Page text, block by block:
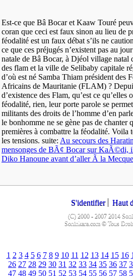
Est-ce que Bâ Bocar et Kaaw Touré
coran que ceci est faux sinon au lieu de
féodalité est un faux débat s’ils ne
ce que ces préjugés n’existent pas au
natale de Bâ Bocar, à Djéol village natal
des flam et la ville de Selibaby capitale
d’où est né Samba Thiam président des
Africains de Mauritanie (FLAM) ?
d’existence des Flam, qu’est ce qu’elles
féodalité, rien, leur porte parole se
militants des droits de l’homme d’en
le bonhomme ne se gène pas de chanter
premières à combattre la féodalité. Voila
les tensions. suite: Au secours des
mensonges de BÃ¢ Bocar sur KaÃ©di,
Diko Hanoune avant d’aller Ã la
S'identifier Haut
(C) 2000 - 2007 2014
Soninkara.com © Tous
1 2 3 4 5 6 7 8 9 10 11 12 13 14 15 16
26 27 28 29 30 31 32 33 34 35 36 37
47 48 49 50 51 52 53 54 55 56 57 58